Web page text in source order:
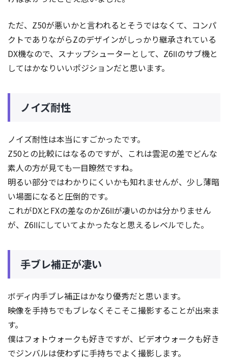
ただ、Z50が悪いかと言われるとそうではなくて、コンパ
クトでありながらZのデザインがしっかり継承されている
DX機なので、スナップシューターとして、Z6Ⅱのサブ機と
してはかなりいいポジションだと思います。
ノイズ耐性
ノイズ耐性は本当にすごかったです。
Z50との比較にはなるのですが、これは雲泥の差でどんな
素人の方が見ても一目瞭然ですね。
明るい部分ではわかりにくいかも知れませんが、少し薄暗
い場面になると圧倒的です。
これがDXとFXの差なのかZ6Ⅱが凄いのかは分かりません
が、Z6Ⅱにしていてよかったなと思えるレベルでした。
手ブレ補正が凄い
ボディ内手ブレ補正はかなり優秀だと思います。
映像を手持ちでもブレなくそこそこ撮影することが出来ま
す。
僕はフォトウォークも好きですが、ビデオウォークも好き
でジンバルは使わずに手持ちでよく撮影します。